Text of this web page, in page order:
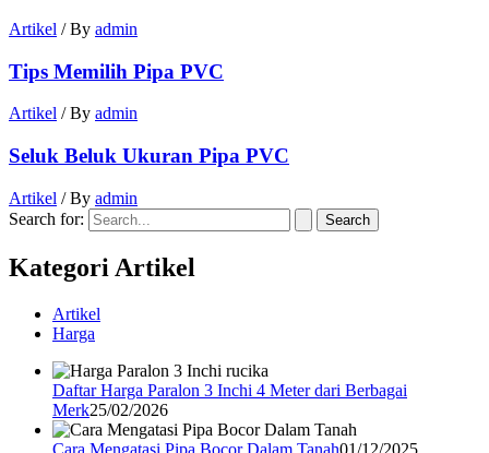
Artikel / By admin
Tips Memilih Pipa PVC
Artikel / By admin
Seluk Beluk Ukuran Pipa PVC
Artikel / By admin
Search for:
Kategori Artikel
Artikel
Harga
Daftar Harga Paralon 3 Inchi 4 Meter dari Berbagai
Merk25/02/2026
Cara Mengatasi Pipa Bocor Dalam Tanah01/12/2025